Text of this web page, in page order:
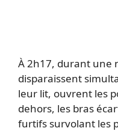
À 2h17, durant une
disparaissent
leur lit, ouvrent les
dehors, les bras
furtifs survolant les